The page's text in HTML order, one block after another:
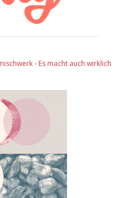
- Es macht auch wirklich